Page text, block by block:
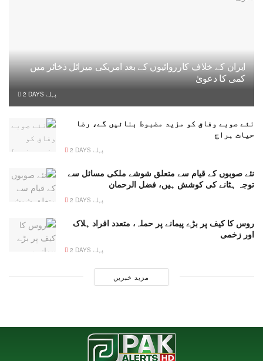
ایران کے خلاف کارروائیوں کے بعد امریکی میزائل ذخائر میں
کمی کا دعویٰ
2 DAYS پہلے
نئے صوبے وفاق کو مزید مضبوط بنائیں گے، رضا
حیات ہراج
2 DAYS پہلے
نئے صوبوں کے قیام سے متعلق شوشے ملکی مسائل سے
توجہ ہٹانے کی کوشش ہیں، فضل الرحمان
2 DAYS پہلے
روس کا کیف پر بڑے پیمانے پر حملہ، متعدد افراد ہلاک
اور زخمی
2 DAYS پہلے
مزید خبریں